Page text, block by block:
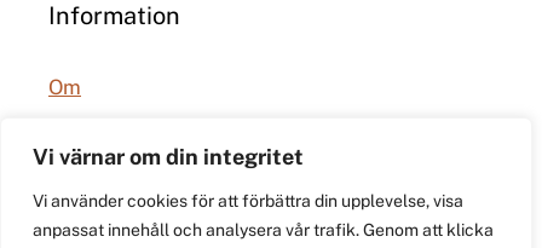
Vi värnar om din integritet
Vi använder cookies för att förbättra din upplevelse, visa
anpassat innehåll och analysera vår trafik. Genom att klicka
Information
Om